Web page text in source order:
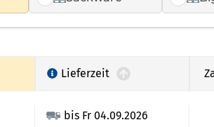
Lieferzeit
bis Fr 04.09.2026